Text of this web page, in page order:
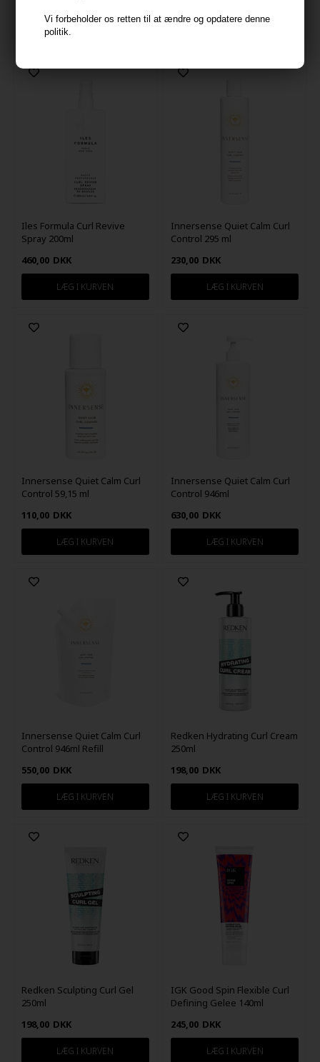
Vi forbeholder os retten til at ændre og opdatere denne
politik.
Iles Formula Curl Revive
Spray 200ml
460,00 DKK
Innersense Quiet Calm Curl
Control 295 ml
230,00 DKK
Innersense Quiet Calm Curl
Control 59,15 ml
110,00 DKK
Innersense Quiet Calm Curl
Control 946ml
630,00 DKK
Innersense Quiet Calm Curl
Control 946ml Refill
550,00 DKK
Redken Hydrating Curl Cream
250ml
198,00 DKK
Redken Sculpting Curl Gel
250ml
198,00 DKK
IGK Good Spin Flexible Curl
Defining Gelee 140ml
245,00 DKK